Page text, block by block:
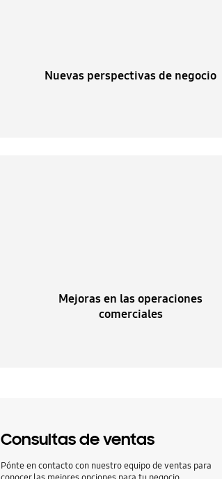
Nuevas perspectivas de negocio
Mejoras en las operaciones
comerciales
Consultas de ventas
Pónte en contacto con nuestro equipo de ventas para